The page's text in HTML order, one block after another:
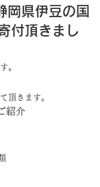
紹介
県伊豆の国
付頂きまし
。
頂きます。